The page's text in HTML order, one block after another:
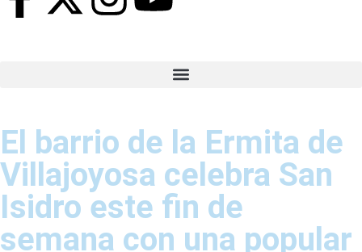
El barrio de la Ermita de
Villajoyosa celebra San
Isidro este fin de
semana con una popular